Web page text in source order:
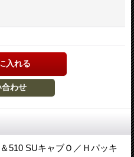
510 SUキャブＯ／Ｈパッキ